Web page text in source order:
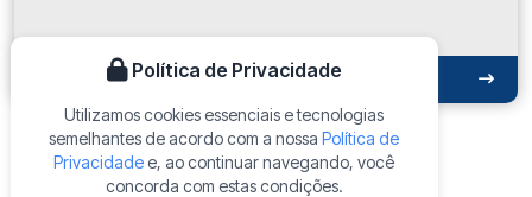
ORÇAR NO WHATSAPPPolítica de Privacidade
Utilizamos cookies essenciais e tecnologias
semelhantes de acordo com a nossaPolítica de
Privacidade e, ao continuar navegando, você
concorda com estas condições.